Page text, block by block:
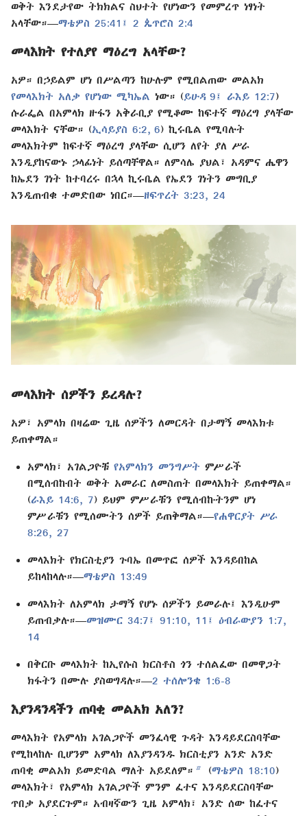
ወቅት እንደታየው ትክክልና ስህተት የሆነውን የመምረጥ ነፃነት
አላቸው።—ማቴዎስ 25:41፤ 2 ጴጥሮስ 2:4
መላእክት የተለያየ ማዕረግ አላቸው?
አዎ። በኃይልም ሆነ በሥልጣን ከሁሉም የሚበልጠው መልአክ
የመላእክት አለቃ የሆነው ሚካኤል ነው። (ይሁዳ 9፤ ራእይ 12:7)
ሱራፌል በአምላክ ዙፋን አቅራቢያ የሚቆሙ ከፍተኛ ማዕረግ ያላቸው
መላእክት ናቸው። (ኢሳይያስ 6:2, 6) ኪሩቤል የሚባሉት
መላእክትም ከፍተኛ ማዕረግ ያላቸው ሲሆን ለየት ያለ ሥራ
እንዲያከናውኑ ኃላፊነት ይሰጣቸዋል። ለምሳሌ ያህል፣ አዳምና ሔዋን
ከኤደን ገነት ከተባረሩ በኋላ ኪሩቤል የኤደን ገነትን መግቢያ
እንዲጠብቁ ተመድበው ነበር።—ዘፍጥረት 3:23, 24
መላእክት ሰዎችን ይረዳሉ?
አዎ፣ አምላክ በዛሬው ጊዜ ሰዎችን ለመርዳት በታማኝ መላእክቱ
ይጠቀማል።
አምላክ፣ አገልጋዮቹ የአምላክን መንግሥት ምሥራች
በሚሰብኩበት ወቅት አመራር ለመስጠት በመላእክት ይጠቀማል።
(ራእይ 14:6, 7) ይህም ምሥራቹን የሚሰብኩትንም ሆነ
ምሥራቹን የሚሰሙትን ሰዎች ይጠቅማል።—የሐዋርያት ሥራ
8:26, 27
መላእክት የክርስቲያን ጉባኤ በመጥፎ ሰዎች እንዳይበከል
ይከላከላሉ።—ማቴዎስ 13:49
መላእክት ለአምላክ ታማኝ የሆኑ ሰዎችን ይመራሉ፤ እንዲሁም
ይጠብቃሉ።—መዝሙር 34:7፤ 91:10, 11፤
ዕብራውያን 1:7,
14
በቅርቡ መላእክት ከኢየሱስ ክርስቶስ ጎን ተሰልፈው በመዋጋት
ክፋትን በሙሉ ያስወግዳሉ።—2 ተሰሎንቄ 1:6-8
እያንዳንዳችን ጠባቂ መልአክ አለን?
መላእክት የአምላክ አገልጋዮች መንፈሳዊ ጉዳት እንዳይደርስባቸው
የሚከላከሉ ቢሆንም አምላክ ለእያንዳንዱ ክርስቲያን አንድ አንድ
ጠባቂ መልአክ ይመድባል ማለት አይደለም። b (ማቴዎስ 18:10)
መላእክት፣ የአምላክ አገልጋዮች ምንም ፈተና እንዳይደርስባቸው
ጥበቃ አያደርጉም። አብዛኛውን ጊዜ አምላክ፣ አንድ ሰው ከፈተና